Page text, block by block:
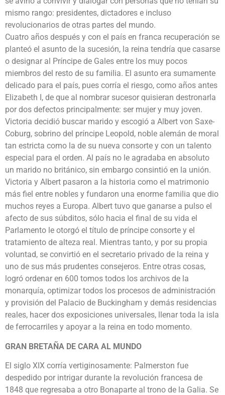
mismo rango: presidentes, dictadores e incluso
revolucionarios de otras partes del mundo.
Cuatro años después y con el país en franca recuperación se
planteó el asunto de la sucesión, la reina tendría que casarse
o designar al Príncipe de Gales entre los muy pocos
miembros del resto de su familia. El asunto era sumamente
delicado para el país, pues corría el riesgo, como años antes
Elizabeth I, de que al nombrar sucesor quisieran destronarla
por dos defectos principalmente: ser mujer y muy joven.
Victoria decidió buscar marido y escogió a Albert von Saxe-
Coburg, sobrino del príncipe Leopold, noble alemán de moral
tan estricta como la de su nueva consorte y con un talento
especial para el orden. Al país no le agradaba en absoluto
un marido no británico, sin embargo consintió en la unión.
Victoria y Albert pasaron a la historia como el matrimonio
más fiel entre nobles y fundaron una enorme familia que dio
muchos reyes a Europa. Albert tuvo que ganarse a pulso el
afecto de sus súbditos, sólo hacia el final de su vida el
Parlamento le otorgó el título de príncipe consorte y el
tratamiento de alteza real. Mientras tanto, y por su propia
voluntad, se convirtió en el secretario privado de la reina y
uno de sus más prudentes consejeros. Entre otras cosas,
logró ordenar en 600 tomos todos los archivos de la
monarquía, optimizar todos los procesos de administración
y provisión del Palacio de Buckingham y demás residencias
reales, hacer dos exposiciones universales, llenar toda la isla
de ferrocarriles y apoyar a la reina en todo momento.
GRAN BRETAÑA DE CARA AL MUNDO
El siglo XIX corría vertiginosamente: Palmerston fue
despedido por intrigar durante la revolución francesa de
1848 que regresaba a otro Bonaparte al trono de la Galia. Se